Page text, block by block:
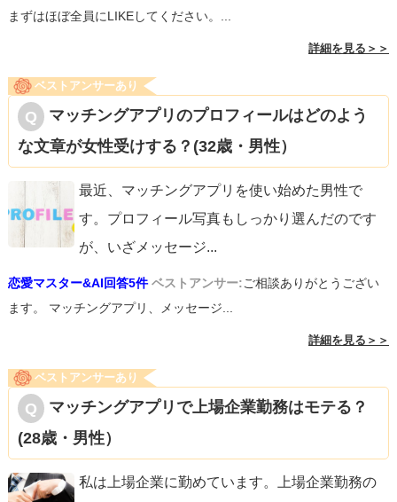
まずはほぼ全員にLIKEしてください。...
詳細を見る＞＞
ベストアンサーあり
マッチングアプリのプロフィールはどのよう
な文章が女性受けする？(32歳・男性）
最近、マッチングアプリを使い始めた男性で
す。プロフィール写真もしっかり選んだのです
が、いざメッセージ...
恋愛マスター&AI回答5件 ベストアンサー:ご相談ありがとうござい
ます。 マッチングアプリ、メッセージ...
詳細を見る＞＞
ベストアンサーあり
マッチングアプリで上場企業勤務はモテる？
(28歳・男性）
私は上場企業に勤めています。上場企業勤務の